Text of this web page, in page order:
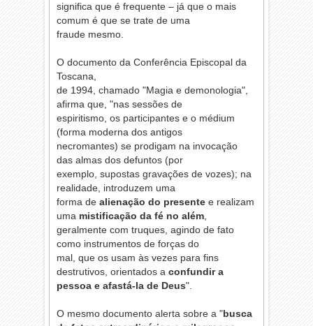
significa que é frequente – já que o mais
comum é que se trate de uma
fraude mesmo.
O documento da Conferência Episcopal da
Toscana,
de 1994, chamado "Magia e demonologia",
afirma que, "nas sessões de
espiritismo, os participantes e o médium
(forma moderna dos antigos
necromantes) se prodigam na invocação
das almas dos defuntos (por
exemplo, supostas gravações de vozes); na
realidade, introduzem uma
forma dealienação do presente e realizam
uma mistificação da fé no além
geralmente com truques, agindo de fato
como instrumentos de forças do
mal, que os usam às vezes para fins
destrutivos, orientados aconfundir a
pessoa e afastá-la de Deus".
O mesmo documento alerta sobre a "busca